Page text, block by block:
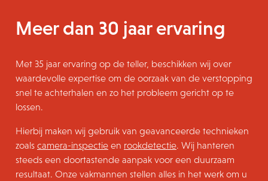
Meer dan 30 jaar ervaring
Met 35 jaar ervaring op de teller, beschikken wij over
waardevolle expertise om de oorzaak van de verstopping
snel te achterhalen en zo het probleem gericht op te
lossen.
Hierbij maken wij gebruik van geavanceerde technieken
zoals camera-inspectie en rookdetectie. Wij hanteren
steeds een doortastende aanpak voor een duurzaam
resultaat. Onze vakmannen stellen alles in het werk om u